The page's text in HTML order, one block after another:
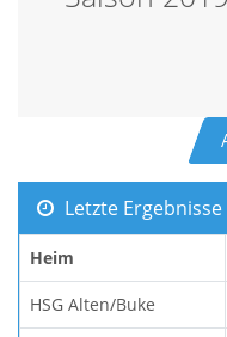
Letzte Ergebnisse
Heim
HSG Alten/Buke